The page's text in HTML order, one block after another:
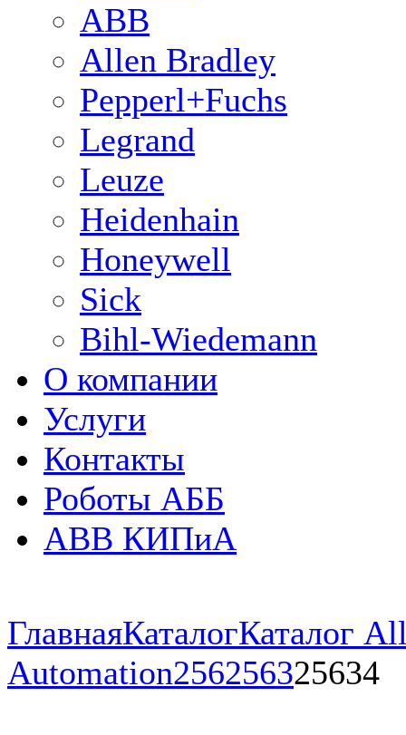
ABB
Allen Bradley
Pepperl+Fuchs
Legrand
Leuze
Heidenhain
Honeywell
Sick
Bihl-Wiedemann
О компании
Услуги
Контакты
Роботы АББ
ABB КИПиА
ГлавнаяКаталогКаталог
Automation256256325634